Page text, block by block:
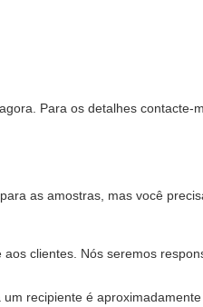
Para os detalhes contacte-
as amostras, mas você
clientes. Nós seremos
recipiente é aproximadamente